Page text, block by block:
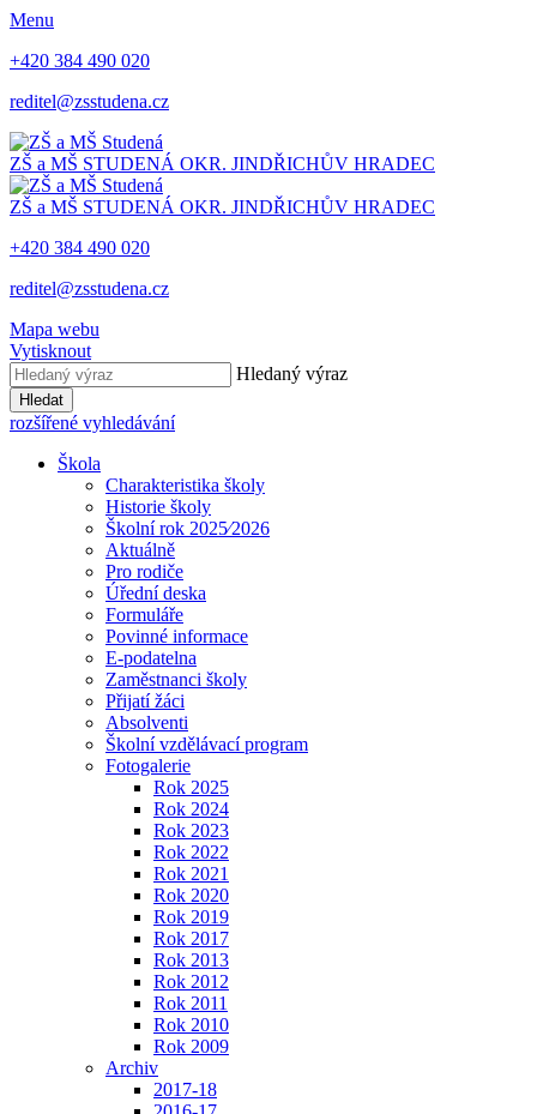
Menu
+420 384 490 020
reditel@zsstudena.cz
ZŠ a MŠ STUDENÁ OKR. JINDŘICHŮV HRADEC
ZŠ a MŠ STUDENÁ OKR. JINDŘICHŮV HRADEC
+420 384 490 020
reditel@zsstudena.cz
Mapa webu
Vytisknout
Hledaný výraz
Hledat
rozšířené vyhledávání
Škola
Charakteristika školy
Historie školy
Školní rok 2025⁄2026
Aktuálně
Pro rodiče
Úřední deska
Formuláře
Povinné informace
E-podatelna
Zaměstnanci školy
Přijatí žáci
Absolventi
Školní vzdělávací program
Fotogalerie
Rok 2025
Rok 2024
Rok 2023
Rok 2022
Rok 2021
Rok 2020
Rok 2019
Rok 2017
Rok 2013
Rok 2012
Rok 2011
Rok 2010
Rok 2009
Archiv
2017-18